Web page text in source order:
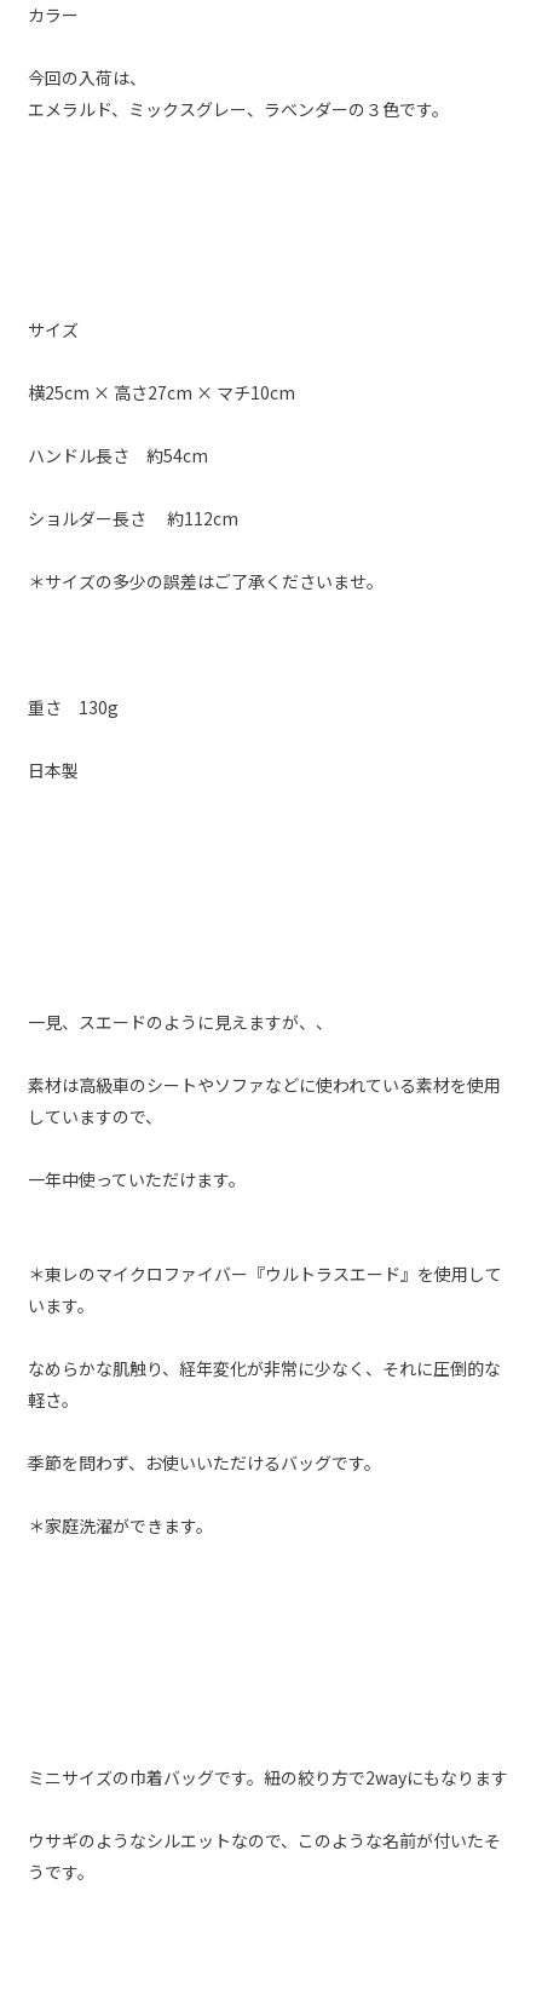
カラー
今回の入荷は、
エメラルド、ミックスグレー、ラベンダーの３色です。
サイズ
横25cm × 高さ27cm × マチ10cm
ハンドル長さ 約54cm
ショルダー長さ 約112cm
＊サイズの多少の誤差はご了承くださいませ。
重さ 130g
日本製
一見、スエードのように見えますが、、
素材は高級車のシートやソファなどに使われている素材を使用
していますので、
一年中使っていただけます。
＊東レのマイクロファイバー『ウルトラスエード』を使用して
います。
なめらかな肌触り、経年変化が非常に少なく、それに圧倒的な
軽さ。
季節を問わず、お使いいただけるバッグです。
＊家庭洗濯ができます。
ミニサイズの巾着バッグです。紐の絞り方で2wayにもなります
ウサギのようなシルエットなので、このような名前が付いたそ
うです。